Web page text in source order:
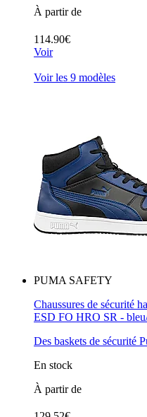
À partir de
114.90€
Voir
Voir les 9 modèles
PUMA SAFETY
Chaussures de sécurité
ESD FO HRO SR -
Des baskets de sécurité
En stock
À partir de